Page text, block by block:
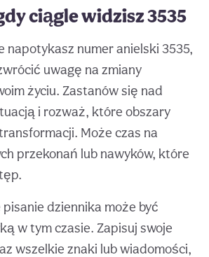
ciągle widzisz 3535
napotykasz numer anielski 3535,
uwagę na zmiany
życiu. Zastanów się nad
i rozważ, które obszary
Może czas na
przekonań lub nawyków, które
pisanie dziennika może być
w tym czasie. Zapisuj swoje
wszelkie znaki lub wiadomości,